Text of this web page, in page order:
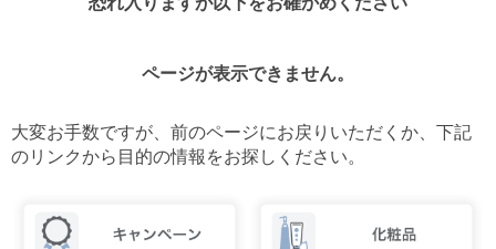
ページが表示できません。
大変お手数ですが、前のページにお戻りいただくか、 下記
のリンクから目的の情報をお探しください。